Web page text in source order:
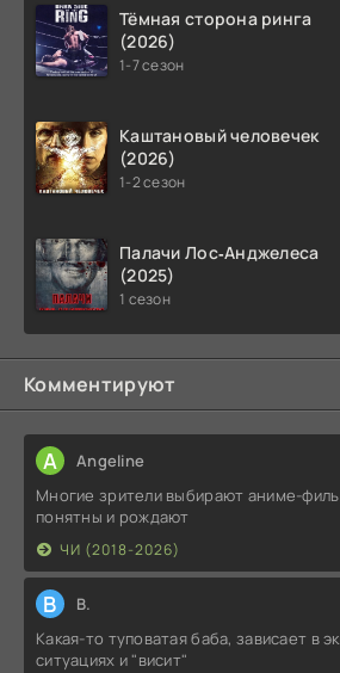
Тёмная сторона ринга
(2026)
1-7 сезон
Каштановый человечек
(2026)
1-2 сезон
Палачи Лос‑Анджелеса
(2025)
1 сезон
Комментируют
A Angeline
Многие зрители выбирают аниме-
понятны и рождают
ЧИ (2018-2026)
В В.
Какая-то туповатая баба, зависает в
ситуациях и "висит"